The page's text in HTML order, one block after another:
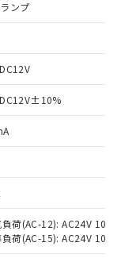
ンプ
荷(AC-12): AC24V 10A/
負荷(AC-15): AC24V
意のうえ
質）の
な商品で
）の非含
のある
物質）の
を出す予